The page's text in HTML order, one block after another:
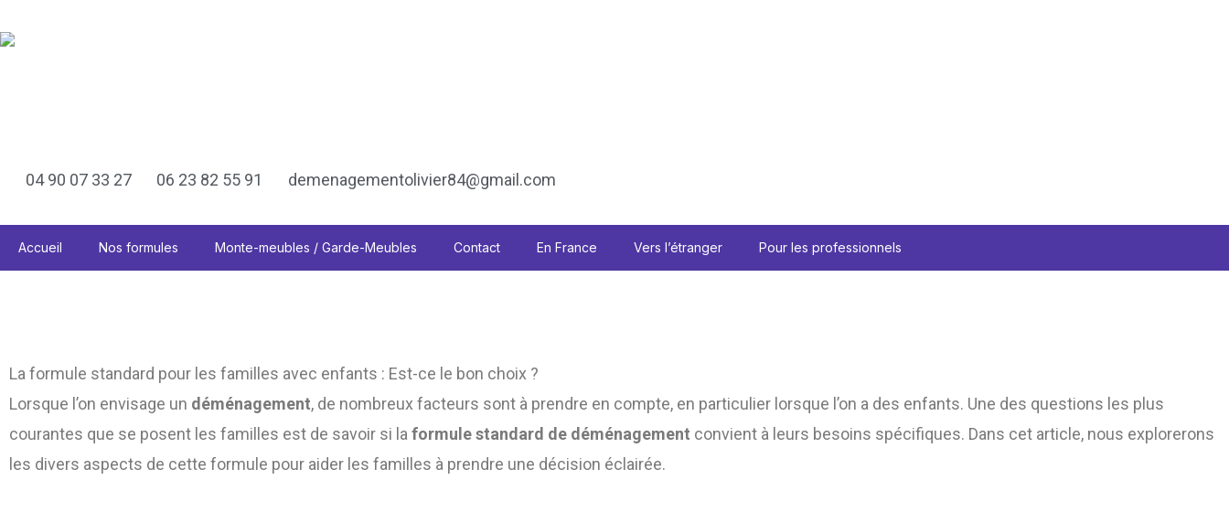
au
04 90 07 33 27 06 23 82 55 91 demenagementolivier84@gmail.com
Accueil Nos formules Monte-meubles / Garde-Meubles Contact En France Vers l’étranger Pour les professionnels
La formule standard pour les familles avec enfants : Est-ce le bon choix ?
Lorsque l’on envisage un déménagement, de nombreux facteurs sont à prendre en compte, en particulier lorsque l’on a des enfants. Une des questions les plus
courantes que se posent les familles est de savoir si laformule standard de déménagement convient à leurs besoins spécifiques. Dans cet article, nous explorerons
les divers aspects de cette formule pour aider les familles à prendre une décision éclairée.